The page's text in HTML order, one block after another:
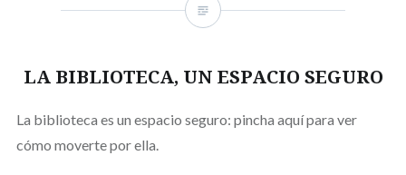
LA BIBLIOTECA, UN ESPACIO SEGURO
La biblioteca es un espacio seguro: pincha aquí para ver
cómo moverte por ella.